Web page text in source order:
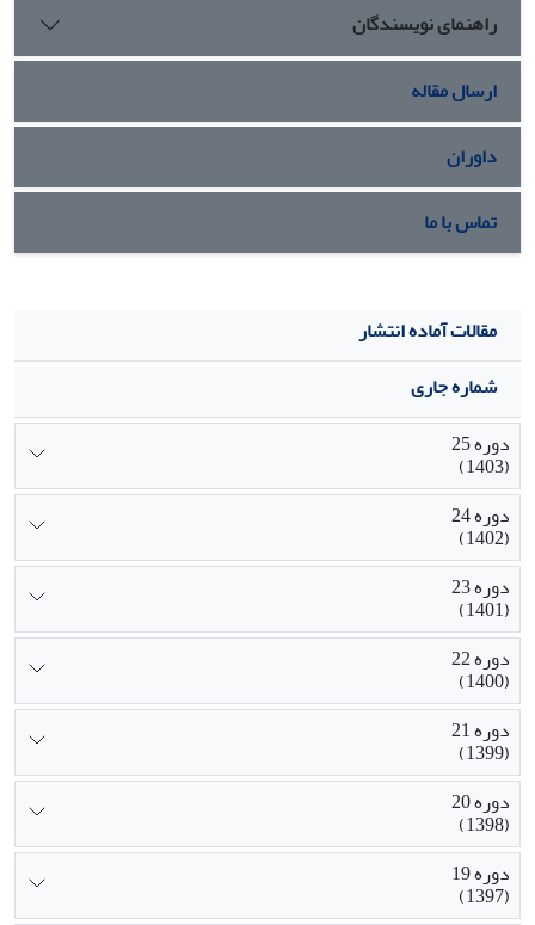
راهنمای نویسندگان
ارسال مقاله
داوران
تماس با ما
مقالات آماده انتشار
شماره جاری
دوره 25
(1403)
دوره 24
(1402)
دوره 23
(1401)
دوره 22
(1400)
دوره 21
(1399)
دوره 20
(1398)
دوره 19
(1397)